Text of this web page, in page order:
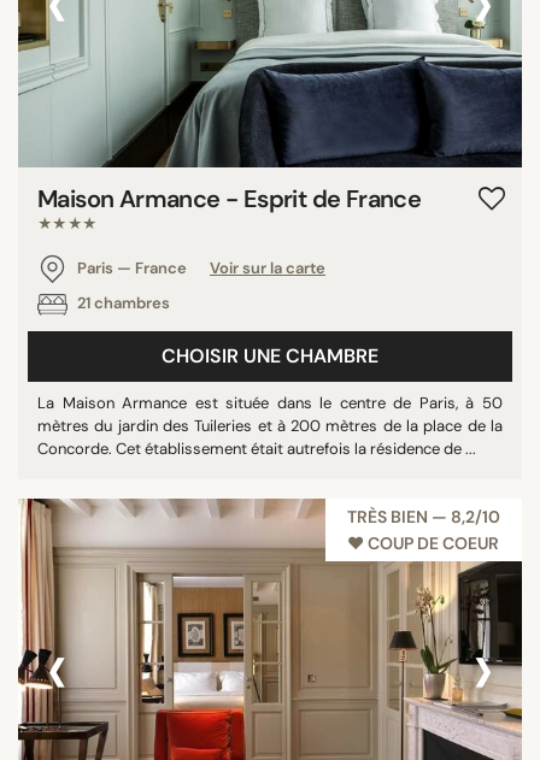
Maison Armance - Esprit de France
★★★★
Paris — France
Voir sur la carte
21 chambres
CHOISIR UNE CHAMBRE
La Maison Armance est située dans le centre de Paris, à 50
mètres du jardin des Tuileries et à 200 mètres de la place de la
Concorde. Cet établissement était autrefois la résidence de ...
TRÈS BIEN — 8,2/10
♥︎ COUP DE COEUR
‹ ›